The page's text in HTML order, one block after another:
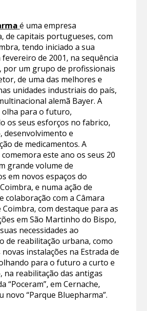
é uma empresa
de capitais portugueses, com
tendo iniciado a sua
de 2001, na sequência
por um grupo de profissionais
de uma das melhores e
unidades industriais do país,
alemã Bayer. A
olha para o futuro,
os seus esforços no fabrico,
desenvolvimento e
de medicamentos. A
este ano os seus 20
grande volume de
em novos espaços do
e numa ação de
colaboração com a Câmara
com destaque para as
em São Martinho do Bispo,
necessidades ao
de reabilitação urbana, como
instalações na Estrada de
para o futuro a curto e
na reabilitação das antigas
“Poceram”, em Cernache,
novo “Parque Bluepharma”.